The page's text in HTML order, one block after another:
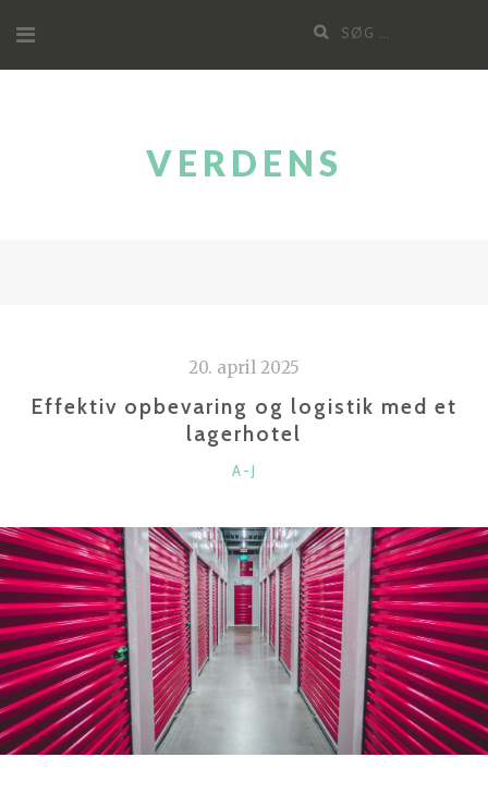
til
indhold
Søg
VERDENS
20. april 2025
Effektiv opbevaring og logistik med et
lagerhotel
KATEGORIER
A-J